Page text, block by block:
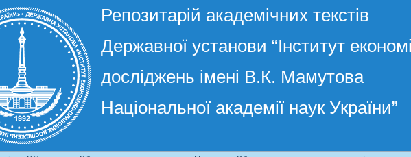
Репозитарій академічних текстів
Державної установи “Інститут
досліджень імені В.К. Мамутова
Національної академії наук України”
Збірки наукових праць по назві